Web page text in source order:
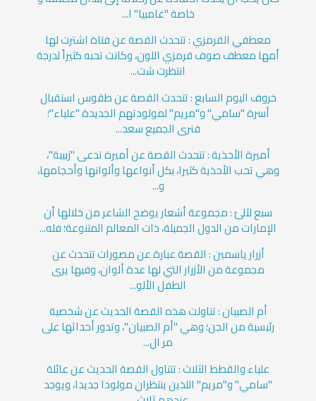
خاصة "غامبيا" ا...
معطفي القرمزي : تتحدث القصة عن فتاة اشترت لها
أمها معطف صوف قرمزي اللون، وكانت تحبه كثيراً لدرجة
انتظرت شت...
خروف اليوم السابع : تتحدث القصة عن طقوس استقبال
أسرة "سامي" و"مريم" لمولودتهم الجديدة "علياء"؛
فنرى الجميع سعد...
أميرة الأحذية : تتحدث القصة عن أميرة تدعى "زبيبة"،
وهي تحب الأحذية كثيرا، بكل أنواعها وألوانها وأحجامها،
و...
سبع لآلئ : مجموعة أشعار يوضح الشاعر من خلالها أن
الإمارات من الدول الجميلة، ذات المعالم المتنوعة؛ فله...
أزرار ياسمين : القصة عبارة عن مصورات تتحدث عن
مجموعة من الأزرار التي لها عدة ألوان، وفيها يرى
الطفل الألو...
أم الصبيان : تناولت هذه القصة الحديث عن شخصية
رئيسية من الجن؛ وهي "أم الصبيان"، وتدور أحداثها على
مر ال...
علياء والقطط الثلاث : تتناول القصة الحديث عن عائلة
"سامي" و"مريم" اللذين ينتظران مولودا جديدا، ويوجد